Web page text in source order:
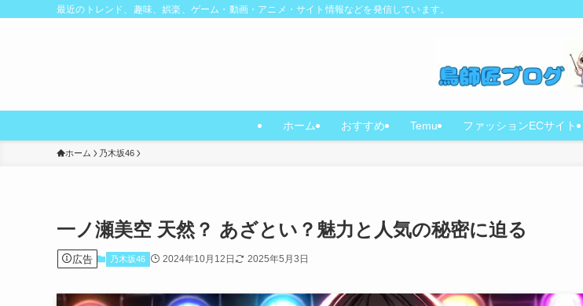
最近のトレンド、趣味、娯楽、ゲーム・動画・アニメ・サイト情報などを発信しています。
ホーム おすすめ Temu ファッションECサイト
ホーム 乃木坂46
一ノ瀬美空 天然？ あざとい？魅力と人気の秘密に迫る
広告 乃木坂46 2024年10月12日 2025年5月3日